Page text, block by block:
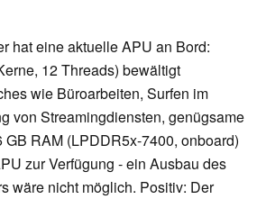
hat eine aktuelle APU an Bord:
12 Threads) bewältigt
wie Büroarbeiten, Surfen im
von Streamingdiensten, genügsame
RAM (LPDDR5x-7400, onboard)
zur Verfügung - ein Ausbau des
wäre nicht möglich. Positiv: Der